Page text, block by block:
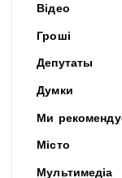
Відео
Гроші
Депутаты
Думки
Ми
Місто
Мультимедіа